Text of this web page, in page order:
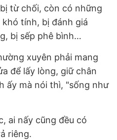
từ chối, còn có những
tính, bị đánh giá
bị sếp phê bình…
xuyên phải mang
để lấy lòng, giữ chân
ấy mà nói thì, "sống như
ai nấy cũng đều có
riêng.